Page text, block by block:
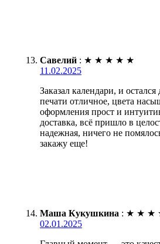
Савелий : ★ ★ ★ ★ ★
11.02.2025
Заказал календари, и
печати отличное, цвета
оформления прост и
доставка, всё пришло в
надежная, ничего не
закажу еще!
Маша Кукушкина : ★ ★ ★
02.01.2025